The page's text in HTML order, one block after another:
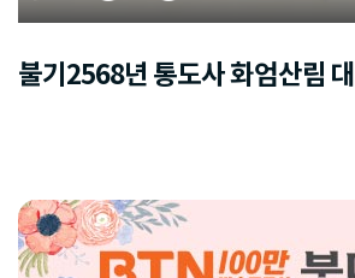
불기2568년 통도사 화엄산림